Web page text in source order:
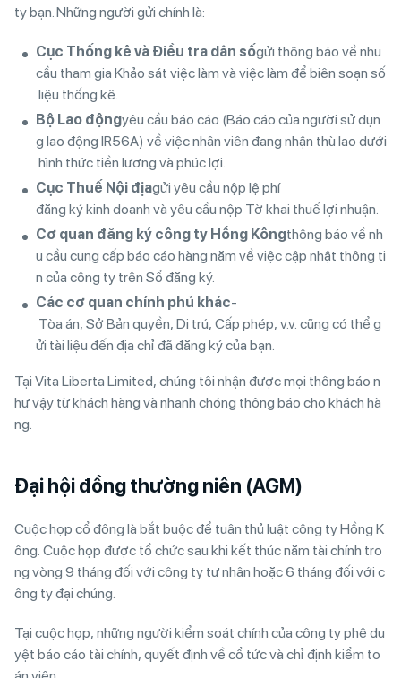
ty bạn. Những người gửi chính là:
Cục Thống kê và Điều tra dân sốgửi thông báo về nhu
cầu tham gia Khảo sát việc làm và việc làm để biên soạn số
liệu thống kê.
Bộ Lao độngyêu cầu báo cáo (Báo cáo của người sử dụn
g lao động IR56A) về việc nhân viên đang nhận thù lao dưới
hình thức tiền lương và phúc lợi.
Cục Thuế Nội địagửi yêu cầu nộp lệ phí
đăng ký kinh doanh và yêu cầu nộp Tờ khai thuế lợi nhuận.
Cơ quan đăng ký công ty Hồng Kôngthông báo về nh
u cầu cung cấp báo cáo hàng năm về việc cập nhật thông ti
n của công ty trên Sổ đăng ký.
Các cơ quan chính phủ khác-
Tòa án, Sở Bản quyền, Di trú, Cấp phép, v.v. cũng có thể g
ửi tài liệu đến địa chỉ đã đăng ký của bạn.
Tại Vita Liberta Limited, chúng tôi nhận được mọi thông báo n
hư vậy từ khách hàng và nhanh chóng thông báo cho khách hà
ng.
Đại hội đồng thường niên (AGM)
Cuộc họp cổ đông là bắt buộc để tuân thủ luật công ty Hồng K
ông. Cuộc họp được tổ chức sau khi kết thúc năm tài chính tro
ng vòng 9 tháng đối với công ty tư nhân hoặc 6 tháng đối với c
ông ty đại chúng.
Tại cuộc họp, những người kiểm soát chính của công ty phê du
yệt báo cáo tài chính, quyết định về cổ tức và chỉ định kiểm to